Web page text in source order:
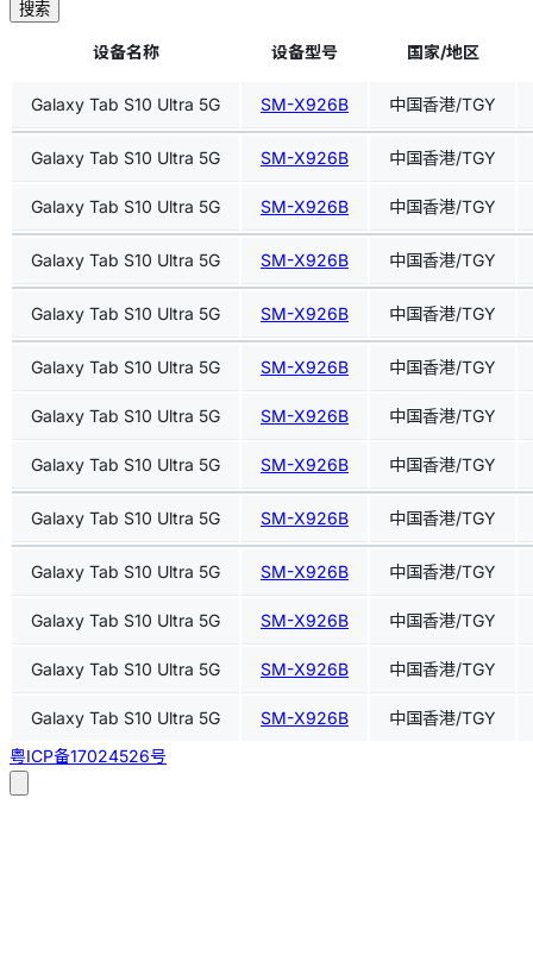
搜索
设备名称 设备型号 国家/地区
Galaxy Tab S10 Ultra 5G SM-X926B 中国香港/TGY
Galaxy Tab S10 Ultra 5G SM-X926B 中国香港/TGY
Galaxy Tab S10 Ultra 5G SM-X926B 中国香港/TGY
Galaxy Tab S10 Ultra 5G SM-X926B 中国香港/TGY
Galaxy Tab S10 Ultra 5G SM-X926B 中国香港/TGY
Galaxy Tab S10 Ultra 5G SM-X926B 中国香港/TGY
Galaxy Tab S10 Ultra 5G SM-X926B 中国香港/TGY
Galaxy Tab S10 Ultra 5G SM-X926B 中国香港/TGY
Galaxy Tab S10 Ultra 5G SM-X926B 中国香港/TGY
Galaxy Tab S10 Ultra 5G SM-X926B 中国香港/TGY
Galaxy Tab S10 Ultra 5G SM-X926B 中国香港/TGY
Galaxy Tab S10 Ultra 5G SM-X926B 中国香港/TGY
Galaxy Tab S10 Ultra 5G SM-X926B
中国香港/TGY
粤ICP备17024526号